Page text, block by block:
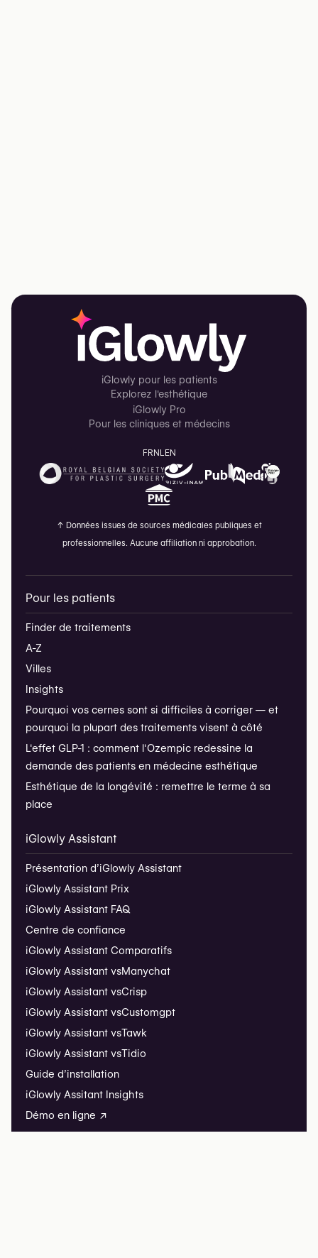
iGlowly pour les patients
Explorez l'esthétique
iGlowly Pro
Pour les cliniques et médecins
FRNLEN
↑ Données issues de sources médicales publiques et
professionnelles. Aucune affiliation ni approbation.
Pour les patients
Finder de traitements
A-Z
Villes
Insights
Pourquoi vos cernes sont si difficiles à corriger — et
pourquoi la plupart des traitements visent à côté
L'effet GLP-1 : comment l'Ozempic redessine la
demande des patients en médecine esthétique
Esthétique de la longévité : remettre le terme à sa
place
iGlowly Assistant
Présentation d’iGlowly Assistant
iGlowly Assistant Prix
iGlowly Assistant FAQ
Centre de confiance
iGlowly Assistant Comparatifs
iGlowly Assistant vsManychat
iGlowly Assistant vsCrisp
iGlowly Assistant vsCustomgpt
iGlowly Assistant vsTawk
iGlowly Assistant vsTidio
Guide d’installation
iGlowly Assitant Insights
Démo en ligne ↗